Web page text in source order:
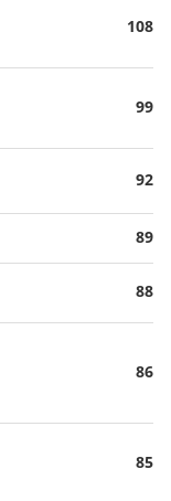
108
99
92
89
88
86
85